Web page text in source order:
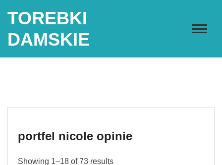
TOREBKI
DAMSKIE
portfel nicole opinie
Showing 1–18 of 73 results